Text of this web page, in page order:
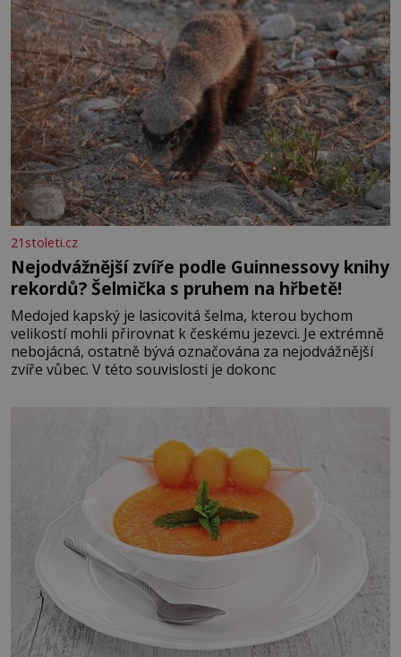
21stoleti.cz
Nejodvážnější zvíře podle Guinnessovy knihy
rekordů? Šelmička s pruhem na hřbetě!
Medojed kapský je lasicovitá šelma, kterou bychom
velikostí mohli přirovnat k českému jezevci. Je extrémně
nebojácná, ostatně bývá označována za nejodvážnější
zvíře vůbec. V této souvislosti je dokonc